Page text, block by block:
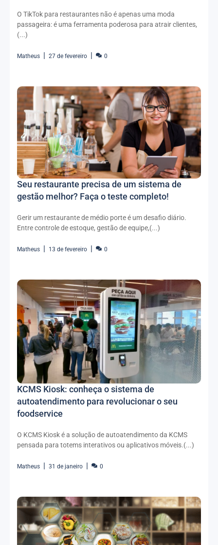
O TikTok para restaurantes não é apenas uma moda
passageira: é uma ferramenta poderosa para atrair clientes,
(...)
Matheus 27 de fevereiro 0
Seu restaurante precisa de um sistema de
gestão melhor? Faça o teste completo!
Gerir um restaurante de médio porte é um desafio diário.
Entre controle de estoque, gestão de equipe,(...)
Matheus 13 de fevereiro 0
KCMS Kiosk: conheça o sistema de
autoatendimento para revolucionar o seu
foodservice
O KCMS Kiosk é a solução de autoatendimento da KCMS
pensada para totems interativos ou aplicativos móveis.(...)
Matheus 31 de janeiro 0